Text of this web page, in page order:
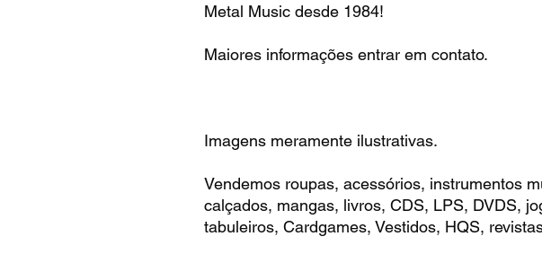
Metal Music desde 1984!
Maiores informações entrar em contato.
Imagens meramente ilustrativas.
Vendemos roupas, acessórios, instrumentos
calçados, mangas, livros, CDS, LPS, DVDS,
tabuleiros, Cardgames, Vestidos, HQS,